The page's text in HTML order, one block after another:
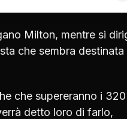
Milton, mentre si
che sembra destinata
che supereranno i 320
detto loro di farlo,